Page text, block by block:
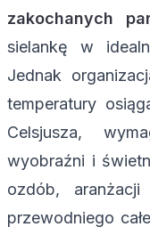
zakochanych
sielankę w
Jednak
temperatury
Celsjusza,
wyobraźni i
ozdób,
przewodniego